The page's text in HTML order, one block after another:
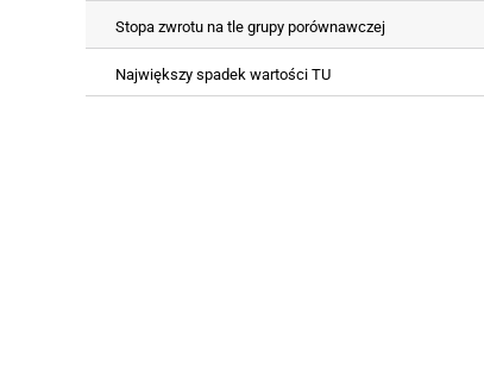
Stopa zwrotu na tle grupy porównawczej
Największy spadek wartości TU